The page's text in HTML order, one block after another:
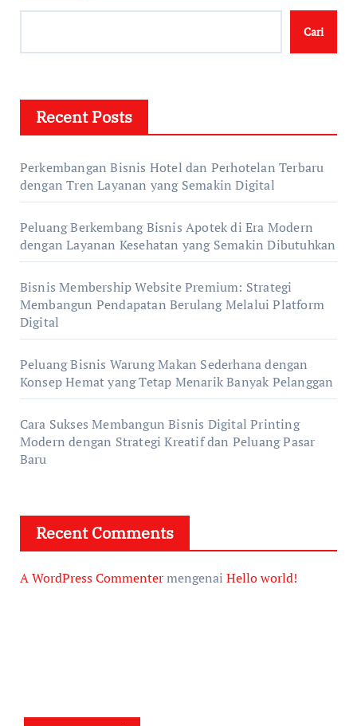
Cari
Recent Posts
Perkembangan Bisnis Hotel dan Perhotelan Terbaru
dengan Tren Layanan yang Semakin Digital
Peluang Berkembang Bisnis Apotek di Era Modern
dengan Layanan Kesehatan yang Semakin Dibutuhkan
Bisnis Membership Website Premium: Strategi
Membangun Pendapatan Berulang Melalui Platform
Digital
Peluang Bisnis Warung Makan Sederhana dengan
Konsep Hemat yang Tetap Menarik Banyak Pelanggan
Cara Sukses Membangun Bisnis Digital Printing
Modern dengan Strategi Kreatif dan Peluang Pasar
Baru
Recent Comments
A WordPress Commentermengenai Hello world!